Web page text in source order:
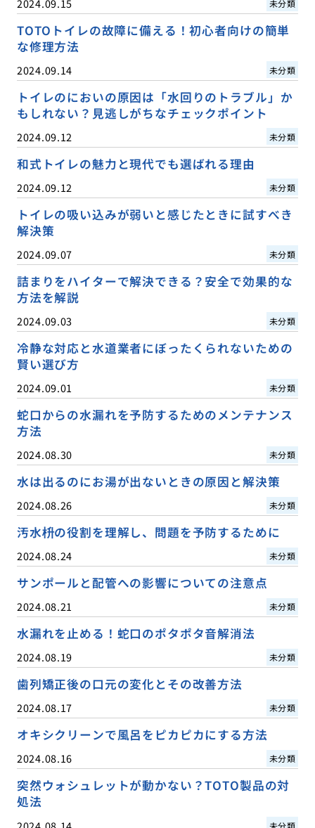
未分類
TOTOトイレの故障に備える！初心者向けの簡単
な修理方法
2024.09.14 未分類
トイレのにおいの原因は「水回りのトラブル」か
もしれない？見逃しがちなチェックポイント
2024.09.12 未分類
和式トイレの魅力と現代でも選ばれる理由
2024.09.12 未分類
トイレの吸い込みが弱いと感じたときに試すべき
解決策
2024.09.07 未分類
詰まりをハイターで解決できる？安全で効果的な
方法を解説
2024.09.03 未分類
冷静な対応と水道業者にぼったくられないための
賢い選び方
2024.09.01 未分類
蛇口からの水漏れを予防するためのメンテナンス
方法
2024.08.30 未分類
水は出るのにお湯が出ないときの原因と解決策
2024.08.26 未分類
汚水枡の役割を理解し、問題を予防するために
2024.08.24 未分類
サンポールと配管への影響についての注意点
2024.08.21 未分類
水漏れを止める！蛇口のポタポタ音解消法
2024.08.19 未分類
歯列矯正後の口元の変化とその改善方法
2024.08.17 未分類
オキシクリーンで風呂をピカピカにする方法
2024.08.16 未分類
突然ウォシュレットが動かない？TOTO製品の対
処法
未分類